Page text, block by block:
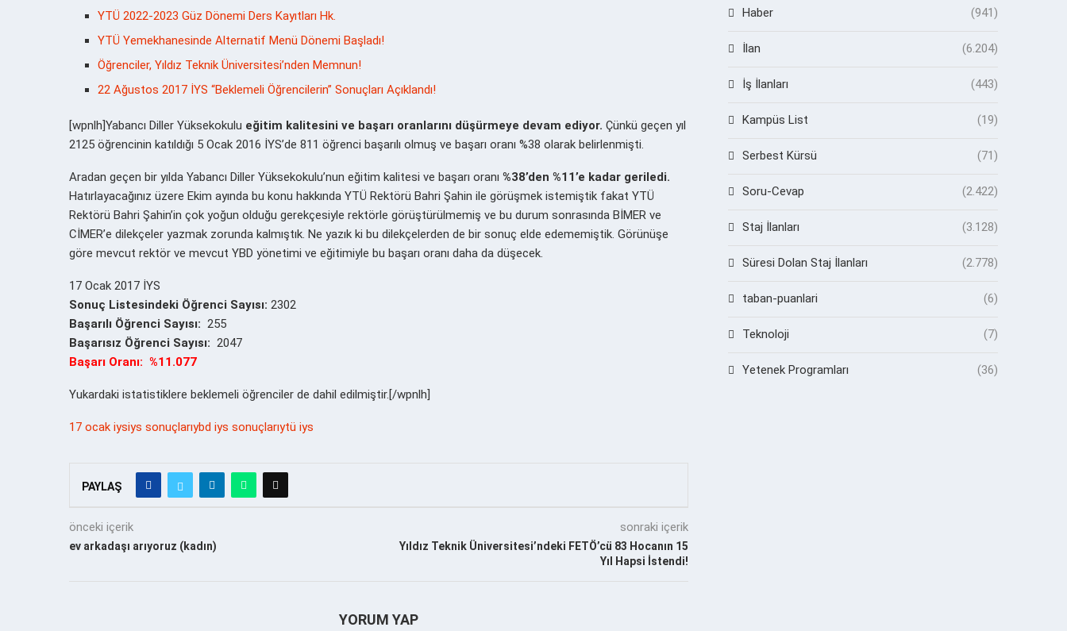
YTÜ 2022-2023 Güz Dönemi Ders Kayıtları Hk.
YTÜ Yemekhanesinde Alternatif Menü Dönemi Başladı!
Öğrenciler, Yıldız Teknik Üniversitesi’nden Memnun!
22 Ağustos 2017 İYS “Beklemeli Öğrencilerin” Sonuçları Açıklandı!
[wpnlh]Yabancı Diller Yüksekokulu eğitim kalitesini ve başarı oranlarını düşürmeye devam ediyor. Çünkü geçen yıl
2125 öğrencinin katıldığı 5 Ocak 2016 İYS’de 811 öğrenci başarılı olmuş ve başarı oranı %38 olarak belirlenmişti.
Aradan geçen bir yılda Yabancı Diller Yüksekokulu’nun eğitim kalitesi ve başarı oranı %38’den %11’e kadar geriledi.
Hatırlayacağınız üzere Ekim ayında bu konu hakkında YTÜ Rektörü Bahri Şahin ile görüşmek istemiştik fakat YTÜ
Rektörü Bahri Şahin’in çok yoğun olduğu gerekçesiyle rektörle görüştürülmemiş ve bu durum sonrasında BİMER ve
CİMER’e dilekçeler yazmak zorunda kalmıştık. Ne yazık ki bu dilekçelerden de bir sonuç elde edememiştik. Görünüşe
göre mevcut rektör ve mevcut YBD yönetimi ve eğitimiyle bu başarı oranı daha da düşecek.
17 Ocak 2017 İYS
Sonuç Listesindeki Öğrenci Sayısı: 2302
Başarılı Öğrenci Sayısı: 255
Başarısız Öğrenci Sayısı: 2047
Başarı Oranı: %11.077
Yukardaki istatistiklere beklemeli öğrenciler de dahil edilmiştir.[/wpnlh]
17 ocak iysiys sonuçlarıybd iys sonuçlarıytü iys
PAYLAŞ
önceki içerik
ev arkadaşı arıyoruz (kadın)
sonraki içerik
Yıldız Teknik Üniversitesi’ndeki FETÖ’cü 83 Hocanın 15
Yıl Hapsi İstendi!
YORUM YAP
Haber (941)
İlan (6.204)
İş İlanları (443)
Kampüs List (19)
Serbest Kürsü (71)
Soru-Cevap (2.422)
Staj İlanları (3.128)
Süresi Dolan Staj İlanları (2.778)
taban-puanlari (6)
Teknoloji (7)
Yetenek Programları (36)